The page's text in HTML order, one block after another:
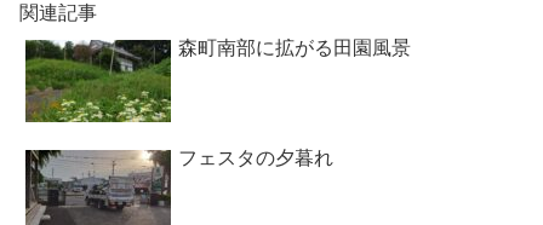
関連記事
森町南部に拡がる田園風景
フェスタの夕暮れ